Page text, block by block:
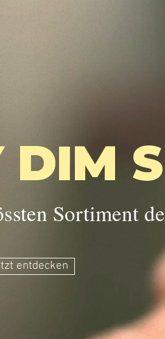
DIM
Sortiment
entdecken